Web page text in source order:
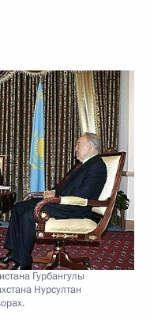
Гурбангулы
Нурсултан